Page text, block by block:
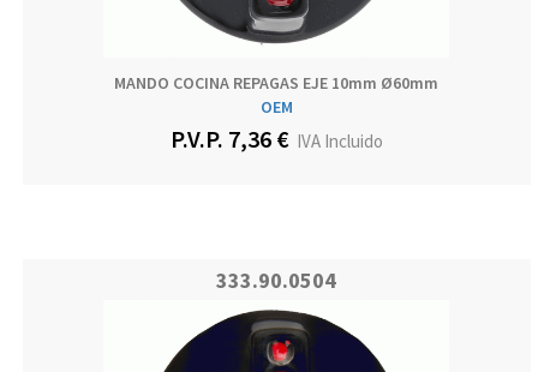
MANDO COCINA REPAGAS EJE 10mm Ø60mm
OEM
P.V.P. 7,36 €IVA Incluido
333.90.0504